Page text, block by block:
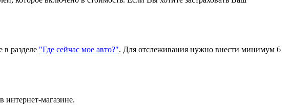
разделе "Где сейчас мое авто?". Для отслеживания нужно внести минимум 6
интернет-магазине.